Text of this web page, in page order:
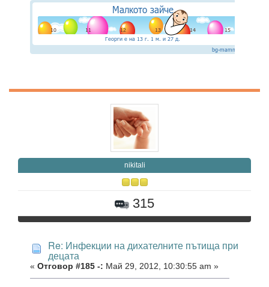
nikitali
315
Re: Инфекции на дихателните пътища при
децата
« Отговор #185 -: Май 29, 2012, 10:30:55 am »